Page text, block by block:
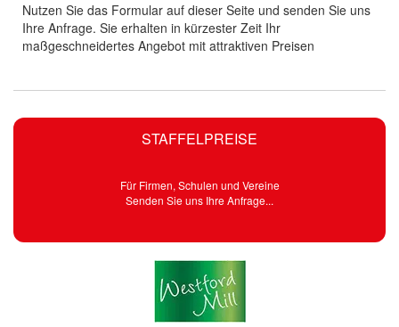
STAFFELPREISE
Für Firmen, Schulen und Vereine
Senden Sie uns Ihre Anfrage...
Nutzen Sie das Formular auf dieser Seite und senden Sie uns
Ihre Anfrage. Sie erhalten in kürzester Zeit Ihr
maßgeschneidertes Angebot mit attraktiven Preisen